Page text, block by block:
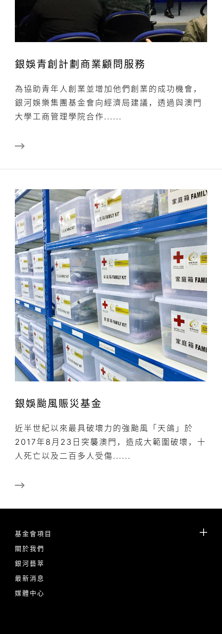
銀娛青創計劃商業顧問服務
為協助青年人創業並增加他們創業的成功機會，
銀河娛樂集團基金會向經濟局建議，透過與澳門
大學工商管理學院合作......
銀娛颱風賑災基金
近半世紀以來最具破壞力的強颱風「天鴿」於
2017年8月23日突襲澳門，造成大範圍破壞，十
人死亡以及二百多人受傷......
基金會項目
關於我們
銀河藝萃
最新消息
媒體中心